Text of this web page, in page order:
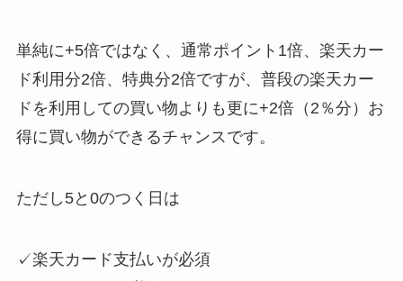
単純に+5倍ではなく、通常ポイント1倍、楽天カー
ド利用分2倍、特典分2倍ですが、普段の楽天カー
ドを利用しての買い物よりも更に+2倍（2％分）お
得に買い物ができるチャンスです。
ただし5と0のつく日は
✓楽天カード支払いが必須